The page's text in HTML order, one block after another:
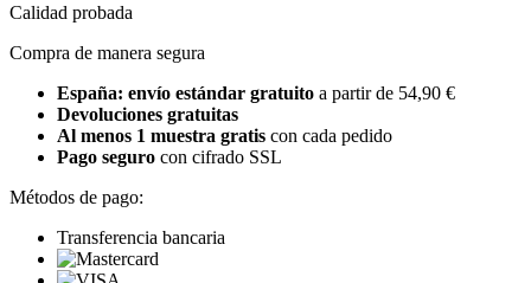
Calidad probada
Compra de manera segura
España: envío estándar gratuito a partir de 54,90 €
Devoluciones gratuitas
Al menos 1 muestra gratis con cada pedido
Pago seguro con cifrado SSL
Métodos de pago:
Transferencia bancaria